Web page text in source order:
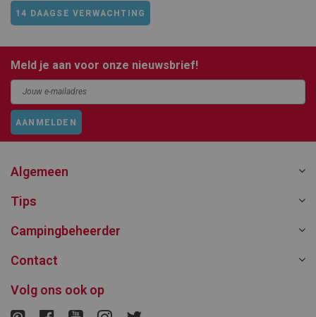
14 DAAGSE VERWACHTING
Meld je aan voor onze nieuwsbrief!
AANMELDEN
Algemeen
Tips
Campingbeheerder
Contact
Volg ons ook op